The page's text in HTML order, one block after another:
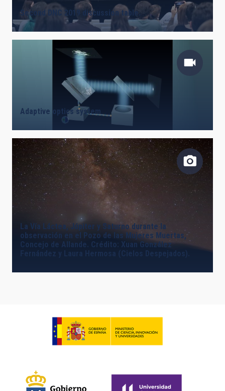
Second DNC 2019 discussion table.
Adaptive optics system
La Vía Láctea, Júpiter y Saturno durante la
observación en el Pozo de las Mujeres Muertas,
Concejo de Allande. Crédito: Xuan González
Fernández y Laura Hermosa (Cielos Despejados).